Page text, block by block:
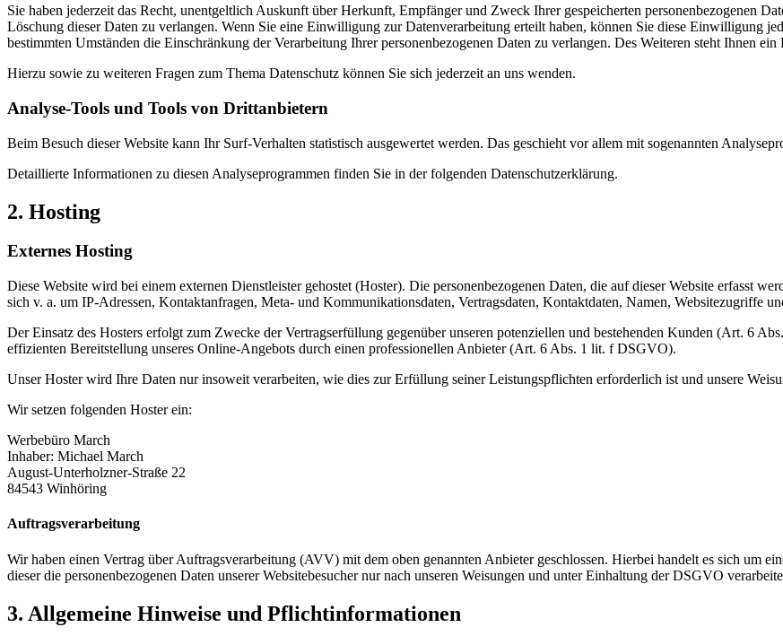
Sie haben jederzeit das Recht, unentgeltlich Auskunft über Herkunft, Empfänger und Zweck Ihrer gespeicherten personenbezogenen
Löschung dieser Daten zu verlangen. Wenn Sie eine Einwilligung zur Datenverarbeitung erteilt haben, können Sie diese Einwilligung
bestimmten Umständen die Einschränkung der Verarbeitung Ihrer personenbezogenen Daten zu verlangen. Des Weiteren steht Ihnen
Hierzu sowie zu weiteren Fragen zum Thema Datenschutz können Sie sich jederzeit an uns wenden.
Analyse-Tools und Tools von Dritt­anbietern
Beim Besuch dieser Website kann Ihr Surf-Verhalten statistisch ausgewertet werden. Das geschieht vor allem mit sogenannten
Detaillierte Informationen zu diesen Analyseprogrammen finden Sie in der folgenden Datenschutzerklärung.
2. Hosting
Externes Hosting
Diese Website wird bei einem externen Dienstleister gehostet (Hoster). Die personenbezogenen Daten, die auf dieser Website erfasst
sich v. a. um IP-Adressen, Kontaktanfragen, Meta- und Kommunikationsdaten, Vertragsdaten, Kontaktdaten, Namen, Websitezugriffe
Der Einsatz des Hosters erfolgt zum Zwecke der Vertragserfüllung gegenüber unseren potenziellen und bestehenden Kunden (Art. 6
effizienten Bereitstellung unseres Online-Angebots durch einen professionellen Anbieter (Art. 6 Abs. 1 lit. f DSGVO).
Unser Hoster wird Ihre Daten nur insoweit verarbeiten, wie dies zur Erfüllung seiner Leistungspflichten erforderlich ist und unsere
Wir setzen folgenden Hoster ein:
Werbebüro March
Inhaber: Michael March
August-Unterholzner-Straße 22
84543 Winhöring
Auftragsverarbeitung
Wir haben einen Vertrag über Auftragsverarbeitung (AVV) mit dem oben genannten Anbieter geschlossen. Hierbei handelt es sich um
dieser die personenbezogenen Daten unserer Websitebesucher nur nach unseren Weisungen und unter Einhaltung der DSGVO
3. Allgemeine Hinweise und Pflicht­informationen